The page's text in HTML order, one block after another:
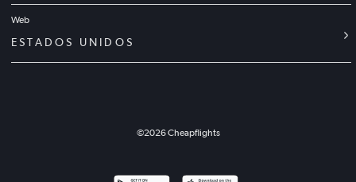
Web
ESTADOS UNIDOS
©2026Cheapflights